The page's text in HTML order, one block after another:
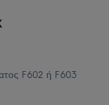
F602 ή F603